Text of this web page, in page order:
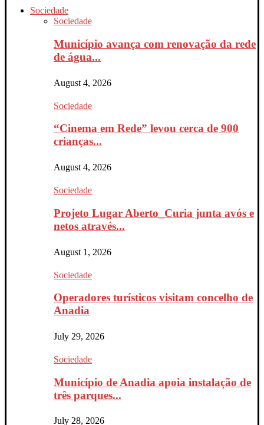
Sociedade
Sociedade
Município avança com renovação da rede
de água...
August 4, 2026
Sociedade
“Cinema em Rede” levou cerca de 900
crianças...
August 4, 2026
Sociedade
Projeto Lugar Aberto_Curia junta avós e
netos através...
August 1, 2026
Sociedade
Operadores turísticos visitam concelho de
Anadia
July 29, 2026
Sociedade
Município de Anadia apoia instalação de
três parques...
July 28, 2026